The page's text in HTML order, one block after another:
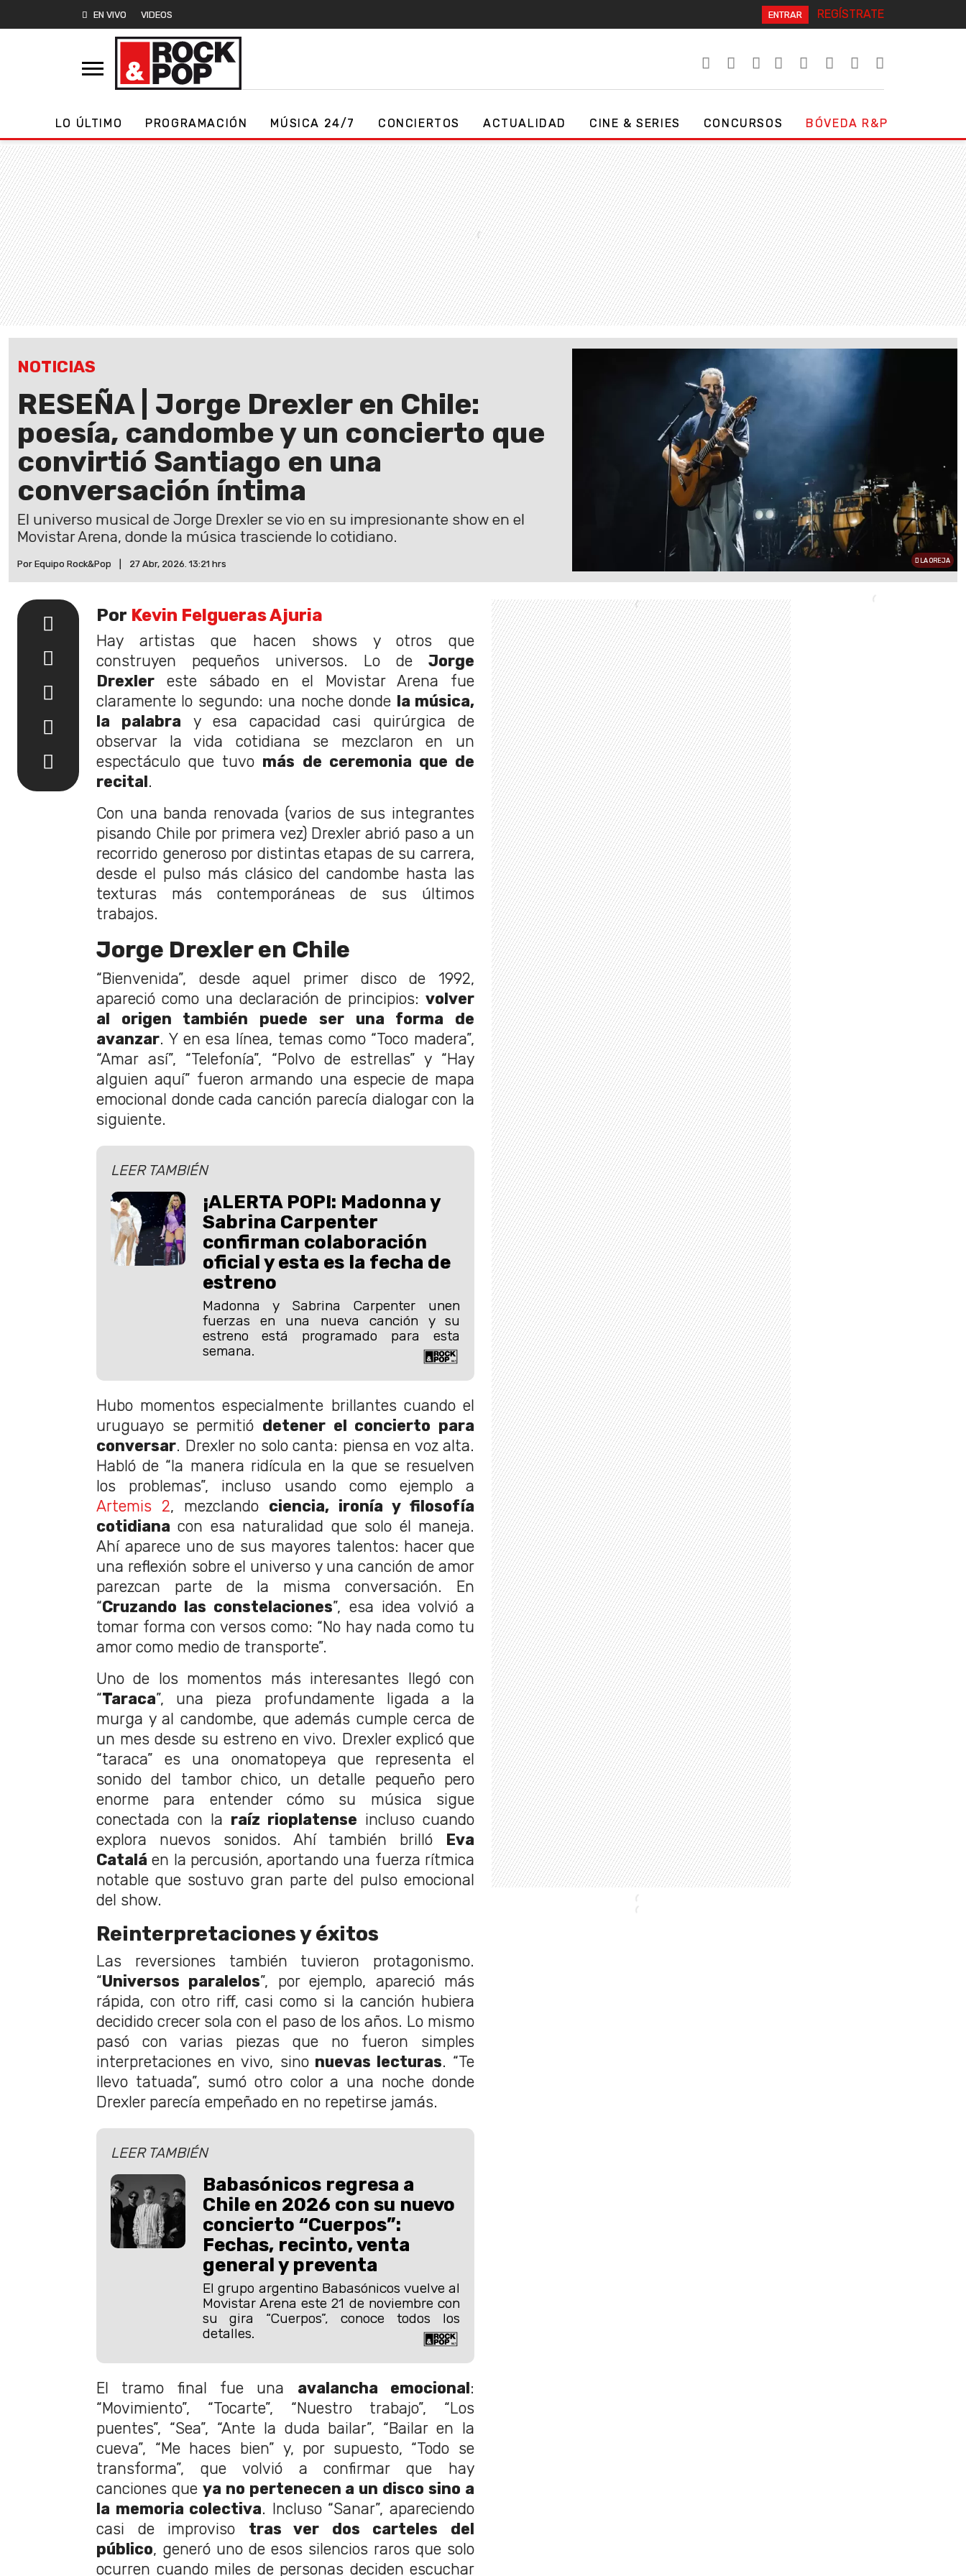
EN VIVO VIDEOS ENTRAR REGÍSTRATE
LO ÚLTIMO PROGRAMACIÓN MÚSICA 24/7 CONCIERTOS ACTUALIDAD CINE & SERIES CONCURSOS BÓVEDA R&P
NOTICIAS
RESEÑA | Jorge Drexler en Chile:
poesía, candombe y un concierto que
convirtió Santiago en una
conversación íntima
El universo musical de Jorge Drexler se vio en su impresionante show en el
Movistar Arena, donde la música trasciende lo cotidiano.
Por Equipo Rock&Pop 27 Abr, 2026. 13:21 hrs LA OREJA
Por Kevin Felgueras Ajuria
Hay artistas que hacen shows y otros que
construyen pequeños universos. Lo de Jorge
Drexler este sábado en el Movistar Arena fue
claramente lo segundo: una noche donde la música,
la palabra y esa capacidad casi quirúrgica de
observar la vida cotidiana se mezclaron en un
espectáculo que tuvo más de ceremonia que de
recital.
Con una banda renovada (varios de sus integrantes
pisando Chile por primera vez) Drexler abrió paso a un
recorrido generoso por distintas etapas de su carrera,
desde el pulso más clásico del candombe hasta las
texturas más contemporáneas de sus últimos
trabajos.
Jorge Drexler en Chile
“Bienvenida”, desde aquel primer disco de 1992,
apareció como una declaración de principios: volver
al origen también puede ser una forma de
avanzar. Y en esa línea, temas como “Toco madera”,
“Amar así”, “Telefonía”, “Polvo de estrellas” y “Hay
alguien aquí” fueron armando una especie de mapa
emocional donde cada canción parecía dialogar con la
siguiente.
LEER TAMBIÉN
¡ALERTA POP!: Madonna y
Sabrina Carpenter
confirman colaboración
oficial y esta es la fecha de
estreno
Madonna y Sabrina Carpenter unen
fuerzas en una nueva canción y su
estreno está programado para esta
semana.
Hubo momentos especialmente brillantes cuando el
uruguayo se permitió detener el concierto para
conversar. Drexler no solo canta: piensa en voz alta.
Habló de “la manera ridícula en la que se resuelven
los problemas”, incluso usando como ejemplo a
Artemis 2, mezclando ciencia, ironía y filosofía
cotidiana con esa naturalidad que solo él maneja.
Ahí aparece uno de sus mayores talentos: hacer que
una reflexión sobre el universo y una canción de amor
parezcan parte de la misma conversación. En
“Cruzando las constelaciones”, esa idea volvió a
tomar forma con versos como: “No hay nada como tu
amor como medio de transporte”.
Uno de los momentos más interesantes llegó con
“Taraca”, una pieza profundamente ligada a la
murga y al candombe, que además cumple cerca de
un mes desde su estreno en vivo. Drexler explicó que
“taraca” es una onomatopeya que representa el
sonido del tambor chico, un detalle pequeño pero
enorme para entender cómo su música sigue
conectada con la raíz rioplatense incluso cuando
explora nuevos sonidos. Ahí también brilló Eva
Catalá en la percusión, aportando una fuerza rítmica
notable que sostuvo gran parte del pulso emocional
del show.
Reinterpretaciones y éxitos
Las reversiones también tuvieron protagonismo.
“Universos paralelos”, por ejemplo, apareció más
rápida, con otro riff, casi como si la canción hubiera
decidido crecer sola con el paso de los años. Lo mismo
pasó con varias piezas que no fueron simples
interpretaciones en vivo, sinonuevas lecturas. “Te
llevo tatuada”, sumó otro color a una noche donde
Drexler parecía empeñado en no repetirse jamás.
LEER TAMBIÉN
Babasónicos regresa a
Chile en 2026 con su nuevo
concierto “Cuerpos”:
Fechas, recinto, venta
general y preventa
El grupo argentino Babasónicos vuelve al
Movistar Arena este 21 de noviembre con
su gira “Cuerpos”, conoce todos los
detalles.
El tramo final fue una avalancha emocional :
“Movimiento”, “Tocarte”, “Nuestro trabajo”, “Los
puentes”, “Sea”, “Ante la duda bailar”, “Bailar en la
cueva”, “Me haces bien” y, por supuesto, “Todo se
transforma”, que volvió a confirmar que hay
canciones que ya no pertenecen a un disco sino a
la memoria colectiva. Incluso “Sanar”, apareciendo
casi de improviso tras ver dos carteles del
público, generó uno de esos silencios raros que solo
ocurren cuando miles de personas deciden escuchar